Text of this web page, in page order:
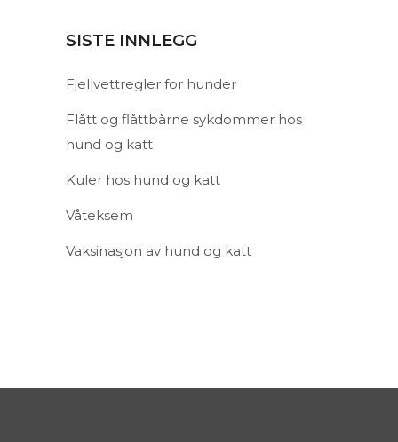
SISTE INNLEGG
Fjellvettregler for hunder
Flått og flåttbårne sykdommer hos
hund og katt
Kuler hos hund og katt
Våteksem
Vaksinasjon av hund og katt